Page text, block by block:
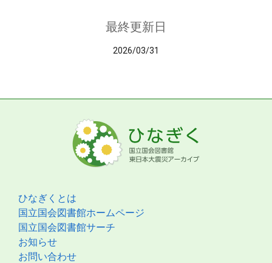
最終更新日
2026/03/31
ひなぎくとは
国立国会図書館ホームページ
国立国会図書館サーチ
お知らせ
お問い合わせ